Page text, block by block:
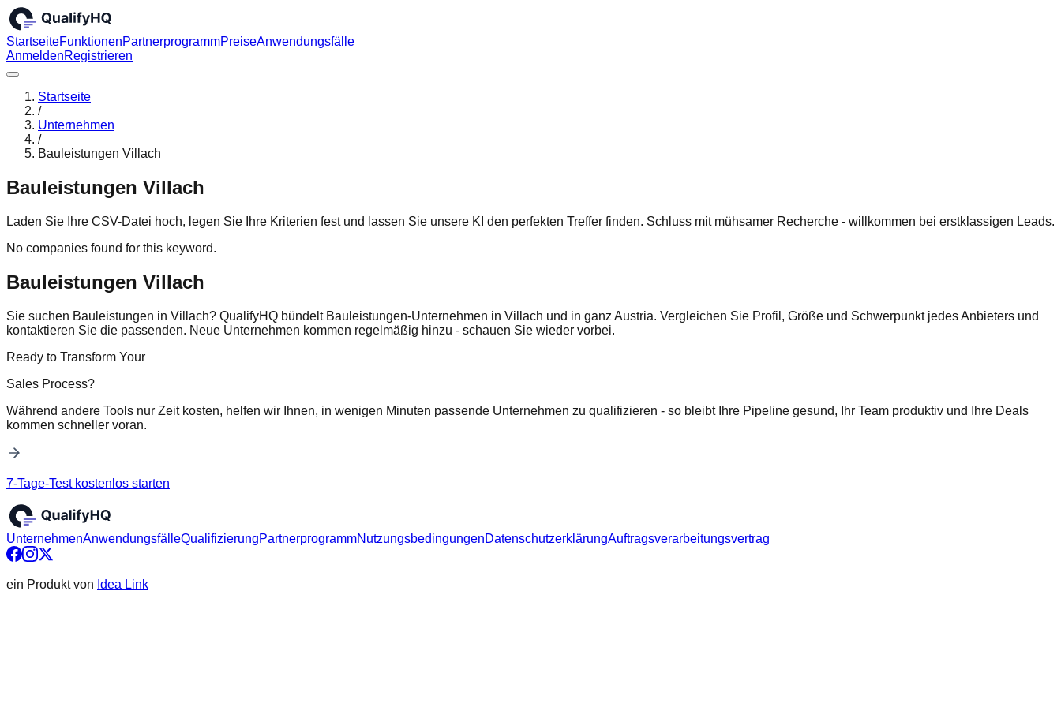
StartseiteFunktionenPartnerprogrammPreiseAnwendungsfälle
AnmeldenRegistrieren
Startseite
/
Unternehmen
/
Bauleistungen Villach
Bauleistungen Villach
Laden Sie Ihre CSV-Datei hoch, legen Sie Ihre Kriterien fest und lassen Sie unsere KI den perfekten Treffer finden. Schluss mit mühsamer Recherche - willkommen bei erstklassigen Leads.
No companies found for this keyword.
Bauleistungen Villach
Sie suchen Bauleistungen in Villach? QualifyHQ bündelt Bauleistungen-Unternehmen in Villach und in ganz Austria. Vergleichen Sie Profil, Größe und Schwerpunkt jedes Anbieters und
kontaktieren Sie die passenden. Neue Unternehmen kommen regelmäßig hinzu - schauen Sie wieder vorbei.
Ready to Transform Your
Sales Process?
Während andere Tools nur Zeit kosten, helfen wir Ihnen, in wenigen Minuten passende Unternehmen zu qualifizieren - so bleibt Ihre Pipeline gesund, Ihr Team produktiv und Ihre Deals
kommen schneller voran.
7-Tage-Test kostenlos starten
UnternehmenAnwendungsfälleQualifizierungPartnerprogrammNutzungsbedingungenDatenschutzerklärungAuftragsverarbeitungsvertrag
ein Produkt von Idea Link